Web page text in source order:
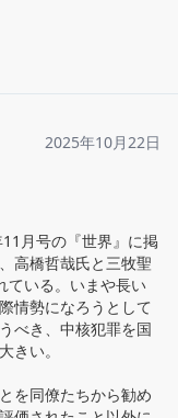
2025年10月22日
月号の『世界』に掲
高橋哲哉氏と三牧聖
ている。いまや長い
情勢になろうとして
べき、中核犯罪を国
きい。
を同僚たちから勧め